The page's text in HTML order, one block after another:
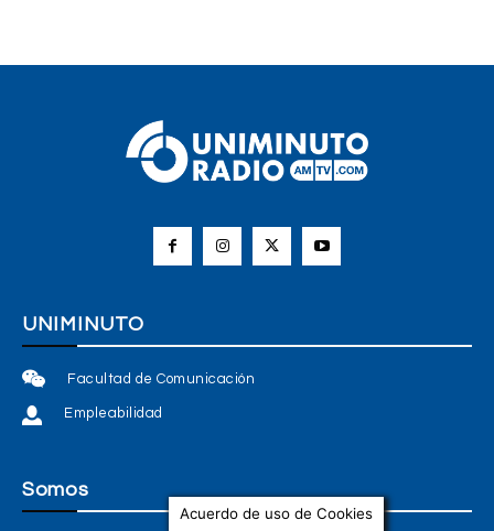
UNIMINUTO
Facultad de Comunicación
Empleabilidad
Somos
Acuerdo de uso de Cookies